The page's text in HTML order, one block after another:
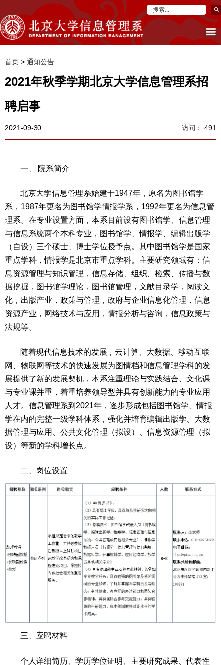
首页 > 通知公告
2021年秋季学期北京大学信息管理系招
聘启事
2021-09-30 访问： 491
一、 院系简介
北京大学信息管理系始建于1947年，原名为图书馆学
系，1987年更名为图书馆学情报学系，1992年更名为信息管
理系。在专业设置方面，本系目前设有图书馆学、信息管理
与信息系统两个本科专业，图书馆学、情报学、编辑出版学
（自设）三个硕士、博士学位授予点。其中图书馆学是国家
重点学科，情报学是北京市重点学科。主要研究领域有：信
息资源管理与知识管理，信息存储、组织、检索、传播与数
据挖掘，图书馆学理论，图书馆管理，文献目录学，阅读文
化，出版产业，政策与管理，政府与企业信息化管理，信息
资源产业，网络技术与应用，情报分析与咨询，信息政策与
法规等。
随着现代信息技术的发展，云计算、大数据、移动互联
网、物联网等技术的快速发展为图情档和信息管理学科的发
展提供了新的发展契机，本系注重理论与实践结合、文化课
与专业课并重，着重培养领导型并具有创新能力的专业应用
人才。信息管理系到2021年，逐步形成包括图书馆学、情报
学在内的完整一级学科体系，强化并培育编辑出版学、大数
据管理与应用、公共文化管理（拟设）、信息资源管理（拟
设）等新的学科增长点。
二、岗位设置
三、应聘材料
个人详细简历、学历学位证明、主要研究成果、代表性